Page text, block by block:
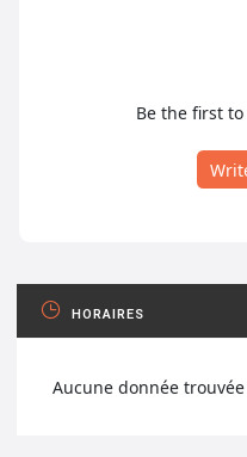
Be the first
HORAIRES
Aucune donnée trouvée